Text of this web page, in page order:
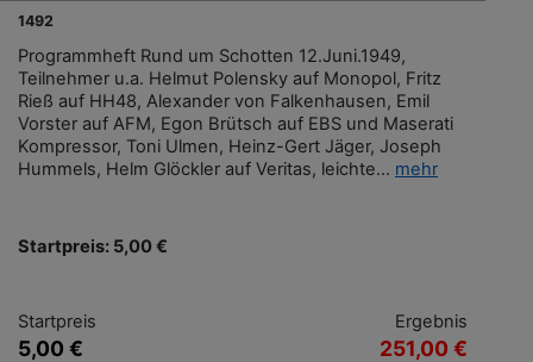
1492
Programmheft Rund um Schotten 12.Juni.1949,
Teilnehmer u.a. Helmut Polensky auf Monopol, Fritz
Rieß auf HH48, Alexander von Falkenhausen, Emil
Vorster auf AFM, Egon Brütsch auf EBS und Maserati
Kompressor, Toni Ulmen, Heinz-Gert Jäger, Joseph
Hummels, Helm Glöckler auf Veritas, leichte... mehr
Startpreis: 5,00 €
Startpreis
5,00 €
Ergebnis
251,00 €